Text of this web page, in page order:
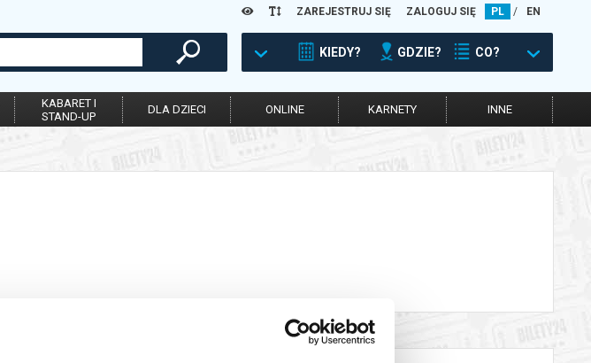
ZAREJESTRUJ SIĘ ZALOGUJ SIĘ PL / EN
KIEDY? GDZIE? CO?
KABARET I
STAND-UP
DLA DZIECI ONLINE KARNETY INNE